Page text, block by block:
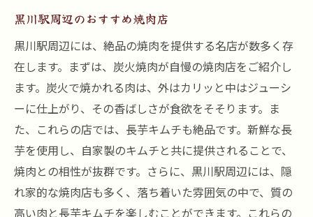
絶品焼肉を楽しむためのポイント
長芋キムチの栄養価とその効果
黒川駅の焼肉店で楽しめる長芋キムチのバ
リエーション
焼肉と長芋キムチのおすすめの食べ方
焼肉と長芋キムチが楽しめる人気店
黒川駅周辺での焼肉と長芋キムチ探索ツア
ー
焼肉の香ばしさと長芋キムチの爽やかさが融合
黒川駅周辺のおすすめ焼肉店
黒川駅周辺には、絶品の焼肉を提供する名店が数多く存
在します。まずは、炭火焼肉が自慢の焼肉店をご紹介し
ます。炭火で焼かれる肉は、外はカリッと中はジューシ
ーに仕上がり、その香ばしさが食欲をそそります。ま
た、これらの店では、長芋キムチも絶品です。新鮮な長
芋を使用し、自家製のキムチと共に提供されることで、
焼肉との相性が抜群です。さらに、黒川駅周辺には、隠
れ家的な焼肉店も多く、落ち着いた雰囲気の中で、質の
高い肉と長芋キムチを楽しむことができます。これらの